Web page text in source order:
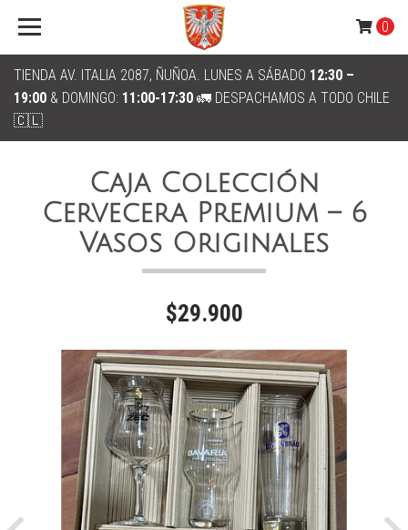
TIENDA AV. ITALIA 2087, ÑUÑOA. LUNES A SÁBADO 12:30 –
19:00 & DOMINGO: 11:00-17:30 🚛 DESPACHAMOS A TODO CHILE
🇨🇱
0
Caja Colección
Cervecera Premium – 6
Vasos Originales
$29.900